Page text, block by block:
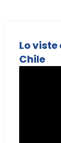
Lo viste
Chile